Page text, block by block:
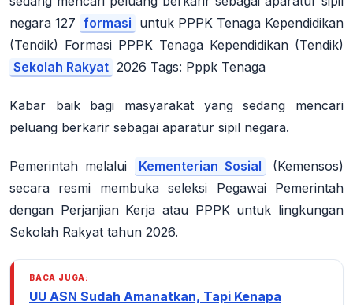
negara 127 formasi untuk PPPK Tenaga Kependidikan
(Tendik) Formasi PPPK Tenaga Kependidikan (Tendik)
Sekolah Rakyat 2026 Tags: Pppk Tenaga
Kabar baik bagi masyarakat yang sedang mencari
peluang berkarir sebagai aparatur sipil negara.
Pemerintah melalui Kementerian Sosial
(Kemensos)
secara resmi membuka seleksi Pegawai Pemerintah
dengan Perjanjian Kerja atau PPPK untuk lingkungan
Sekolah Rakyat tahun 2026.
BACA JUGA:
UU ASN Sudah Amanatkan, Tapi Kenapa